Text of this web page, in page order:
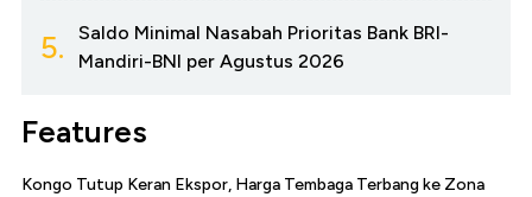
5.
Saldo Minimal Nasabah Prioritas Bank BRI-
Mandiri-BNI per Agustus 2026
Features
Kongo Tutup Keran Ekspor, Harga Tembaga Terbang ke Zona